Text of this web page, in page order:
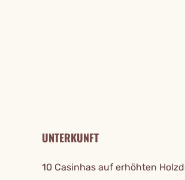
UNTERKUNFT
10 Casinhas auf erhöhten